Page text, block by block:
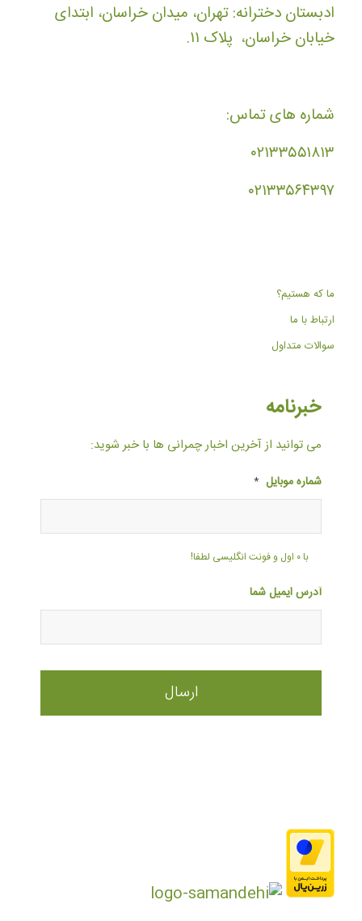
ادبستان دخترانه: تهران، میدان خراسان، ابتدای
خیابان خراسان، پلاک ۱۱.
شماره های تماس:
۰۲۱۳۳۵۵۱۸۱۳
۰۲۱۳۳۵۶۴۳۹۷
ما که هستیم؟
ارتباط با ما
سوالات متداول
خبرنامه
می توانید از آخرین اخبار چمرانی ها با خبر شوید:
شماره موبایل *
با ۰ اول و فونت انگلیسی لطفا!
آدرس ایمیل شما